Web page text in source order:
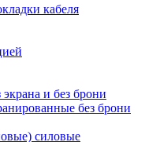
кабеля
и без брони
без брони
силовые